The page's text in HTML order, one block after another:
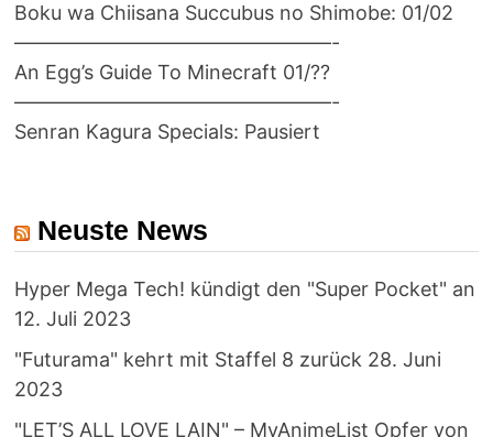
Boku wa Chiisana Succubus no Shimobe: 01/02
————————————————-
An Egg’s Guide To Minecraft 01/??
————————————————-
Senran Kagura Specials: Pausiert
Neuste News
Hyper Mega Tech! kündigt den "Super Pocket" an
12. Juli 2023
"Futurama" kehrt mit Staffel 8 zurück 28. Juni
2023
"LET’S ALL LOVE LAIN" – MyAnimeList Opfer von